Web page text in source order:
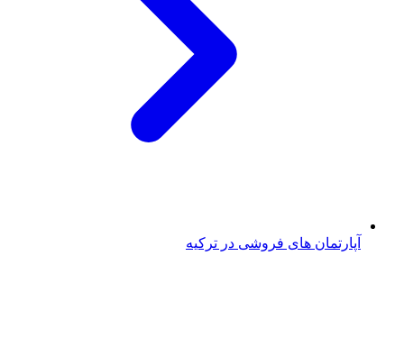
آپارتمان های فروشی در ترکیه